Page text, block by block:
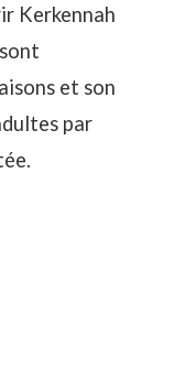
Kerkennah
et son
par